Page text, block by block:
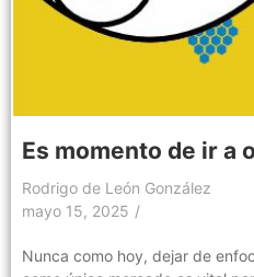
Es momento de ir a
Rodrigo de León González
mayo 15, 2025 /
Nunca como hoy, dejar de